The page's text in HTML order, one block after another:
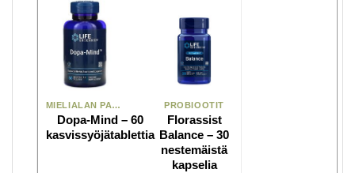
MIELIALAN PARANTAMINEN
Dopa-Mind – 60
kasvissyöjätablettia
PROBIOOTIT
Florassist
Balance – 30
nestemäistä
kapselia